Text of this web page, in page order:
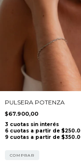
PULSERA POTENZA
$67.900,00
COMPRAR